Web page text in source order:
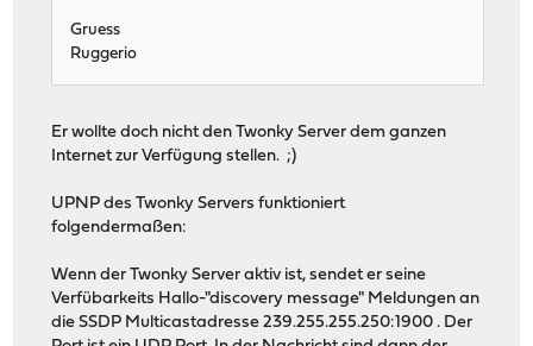
Gruess
Ruggerio
Er wollte doch nicht den Twonky Server dem ganzen
Internet zur Verfügung stellen. ;)
UPNP des Twonky Servers funktioniert
folgendermaßen:
Wenn der Twonky Server aktiv ist, sendet er seine
Verfübarkeits Hallo-"discovery message" Meldungen an
die SSDP Multicastadresse 239.255.255.250:1900 . Der